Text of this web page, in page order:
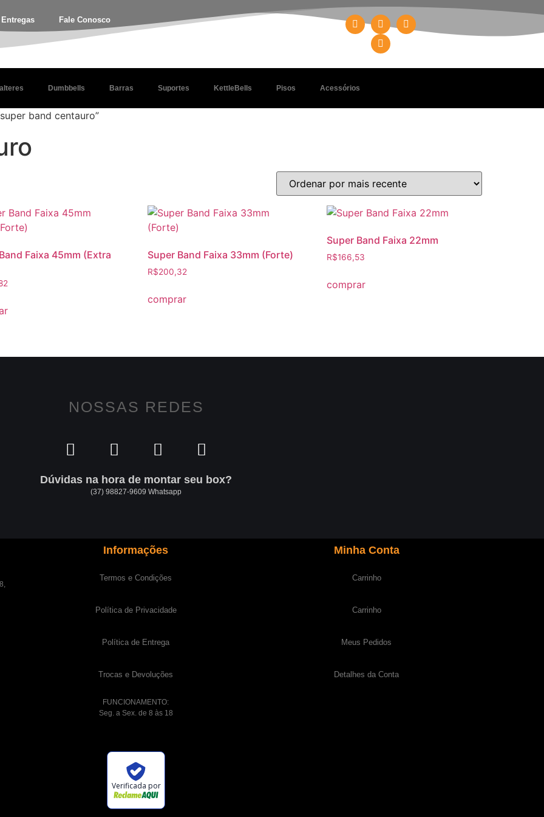
Fale Conosco
Dumbbells Barras Suportes KettleBells Pisos Acessórios
band centauro”
Faixa 45mm (Extra
Super Band Faixa 33mm (Forte)
R$200,32
comprar
Super Band Faixa 22mm
R$166,53
comprar
NOSSAS REDES
Dúvidas na hora de montar seu box?
(37) 98827-9609 Whatsapp
Informações
Termos e Condições
Política de Privacidade
Política de Entrega
Trocas e Devoluções
FUNCIONAMENTO:
Seg. a Sex. de 8 às 18
Minha Conta
Carrinho
Carrinho
Meus Pedidos
Detalhes da Conta
Verificada por